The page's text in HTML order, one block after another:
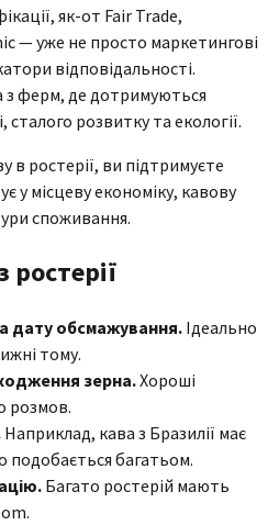
як-от Fair Trade,
— уже не просто маркетингові
відповідальності.
з ферм, де дотримуються
розвитку та екології.
в ростерії, ви підтримуєте
у місцеву економіку, кавову
споживання.
дату обсмажування. Ідеально
тому.
зерна.Хороші
розмов.
Наприклад, кава з Бразилії має
подобається багатьом.
Багато ростерій мають